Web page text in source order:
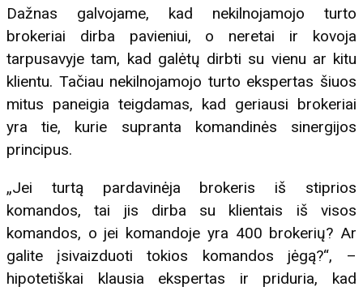
Dažnas galvojame, kad nekilnojamojo turto
brokeriai dirba pavieniui, o neretai ir kovoja
tarpusavyje tam, kad galėtų dirbti su vienu ar kitu
klientu. Tačiau nekilnojamojo turto ekspertas šiuos
mitus paneigia teigdamas, kad geriausi brokeriai
yra tie, kurie supranta komandinės sinergijos
principus.
„Jei turtą pardavinėja brokeris iš stiprios
komandos, tai jis dirba su klientais iš visos
komandos, o jei komandoje yra 400 brokerių? Ar
galite įsivaizduoti tokios komandos jėgą?“, –
hipotetiškai klausia ekspertas ir priduria, kad